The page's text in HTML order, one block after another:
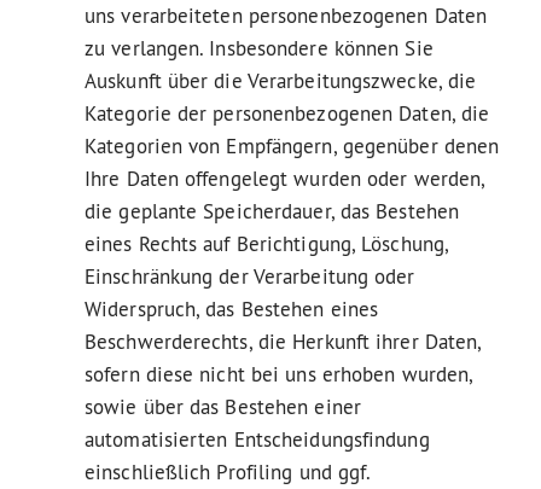
uns verarbeiteten personenbezogenen Daten
zu verlangen. Insbesondere können Sie
Auskunft über die Verarbeitungszwecke, die
Kategorie der personenbezogenen Daten, die
Kategorien von Empfängern, gegenüber denen
Ihre Daten offengelegt wurden oder werden,
die geplante Speicherdauer, das Bestehen
eines Rechts auf Berichtigung, Löschung,
Einschränkung der Verarbeitung oder
Widerspruch, das Bestehen eines
Beschwerderechts, die Herkunft ihrer Daten,
sofern diese nicht bei uns erhoben wurden,
sowie über das Bestehen einer
automatisierten Entscheidungsfindung
einschließlich Profiling und ggf.